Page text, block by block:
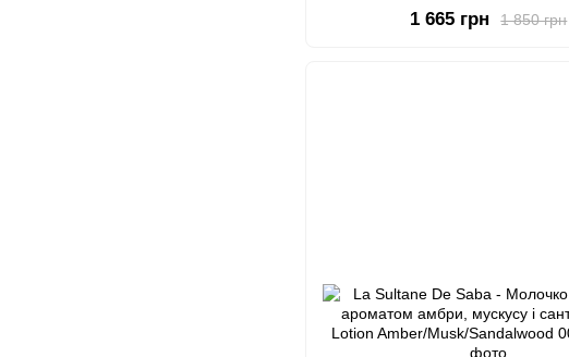
1 850 грн
1 665 грн